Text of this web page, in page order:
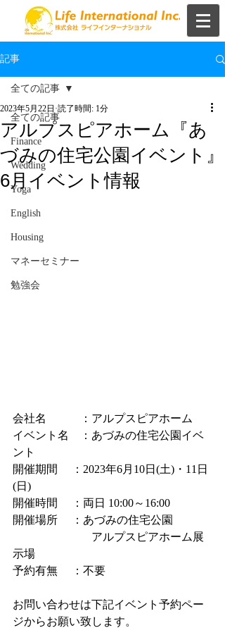
記事
全ての記事
Finance
Wedding
Yoga
English
Housing
マネーセミナー
勉強会
全ての記事
アルプスピアホーム『あ
づみの住宅公園イベント』
6月イベント情報
2023年5月22日 読了時間: 1分
会社名　　　：アルプスピアホーム
イベント名　：あづみの住宅公園イベ
ント
開催期間　 ：2023年6月10日(土)・11日
(日)
開催時間　 ：両日 10:00～16:00
開催場所　 ：あづみの住宅公園
アルプスピアホーム展
示場
予約有無　 ：不要
お問い合わせは下記イベント予約ペー
ジからお願い致します。